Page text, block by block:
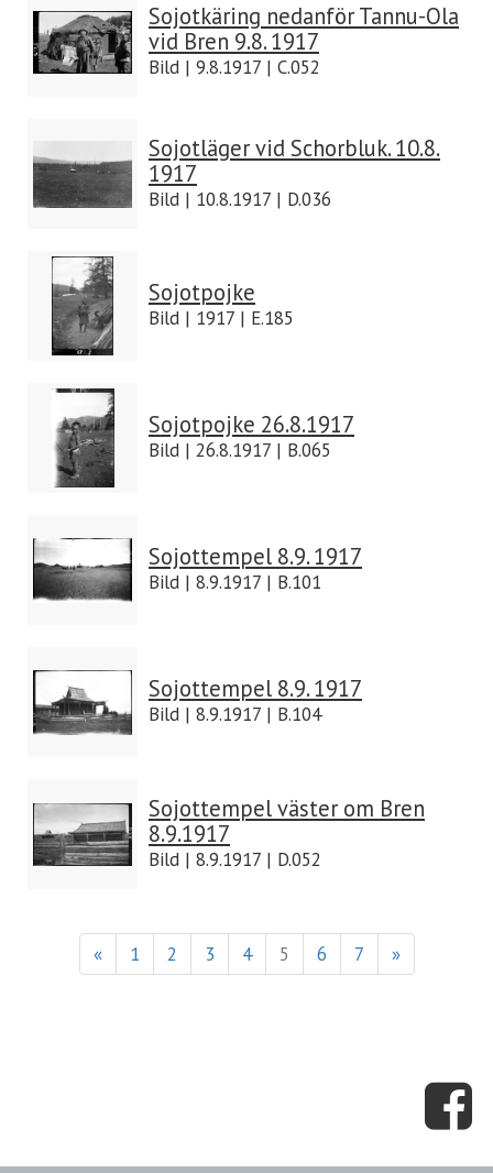
Sojotkäring nedanför Tannu-Ola
vid Bren 9.8. 1917
Bild | 9.8.1917 | C.052
Sojotläger vid Schorbluk. 10.8.
1917
Bild | 10.8.1917 | D.036
Sojotpojke
Bild | 1917 | E.185
Sojotpojke 26.8.1917
Bild | 26.8.1917 | B.065
Sojottempel 8.9. 1917
Bild | 8.9.1917 | B.101
Sojottempel 8.9. 1917
Bild | 8.9.1917 | B.104
Sojottempel väster om Bren
8.9.1917
Bild | 8.9.1917 | D.052
« 1 2 3 4 5 6 7 »